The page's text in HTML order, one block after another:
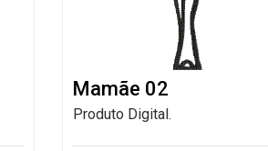
Mamãe 02
Produto Digital.